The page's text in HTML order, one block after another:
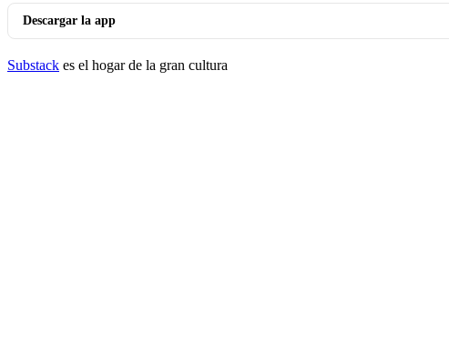
Descargar la app
Substack es el hogar de la gran cultura